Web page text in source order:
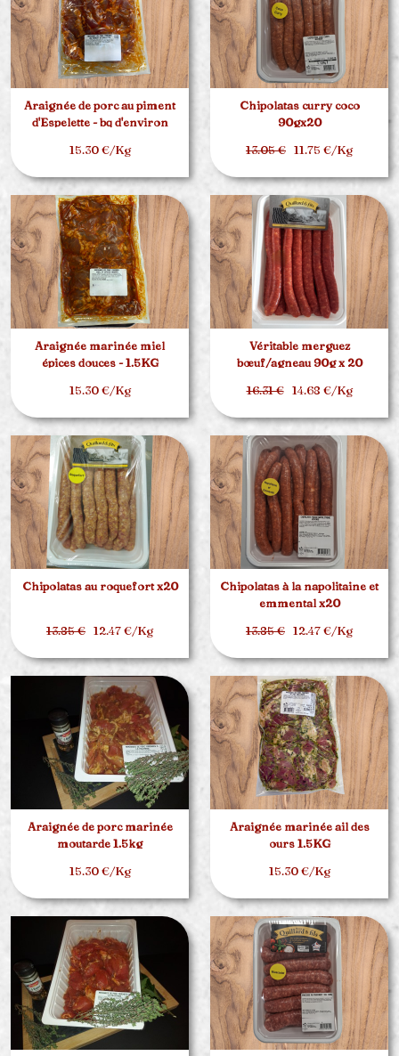
Araignée de porc au piment
d'Espelette - bq d'environ
15.30 €/Kg
Chipolatas curry coco
90gx20
13.05 € 11.75 €/Kg
Araignée marinée miel
épices douces - 1.5KG
15.30 €/Kg
Véritable merguez
bœuf/agneau 90g x 20
16.31 €14.68 €/Kg
Chipolatas au roquefort x20
13.85 € 12.47 €/Kg
Chipolatas à la napolitaine et
emmental x20
13.85 € 12.47 €/Kg
Araignée de porc marinée
moutarde 1.5kg
15.30 €/Kg
Araignée marinée ail des
ours 1.5KG
15.30 €/Kg